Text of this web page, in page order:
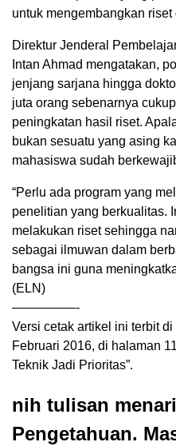
untuk mengembangkan
Direktur Jenderal
Intan Ahmad mengatakan,
jenjang sarjana hingga
juta orang sebenarnya
peningkatan hasil riset.
bukan sesuatu yang asing
mahasiswa sudah
“Perlu ada program yang
penelitian yang berkualitas.
melakukan riset sehingga
sebagai ilmuwan dalam
bangsa ini guna
(ELN)
—————-
Versi cetak artikel ini terbit
Februari 2016, di halaman
Teknik Jadi Prioritas”.
nih tulisan
Pengetahuan.